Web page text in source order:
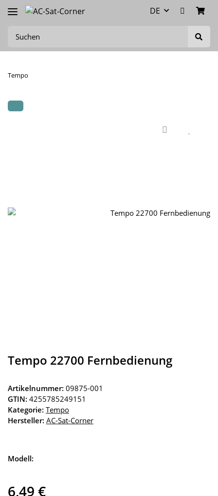
DE
Tempo
Tempo 22700 Fernbedienung
Artikelnummer: 09875-001
GTIN: 4255785249151
Kategorie: Tempo
Hersteller: AC-Sat-Corner
Modell:
6,49 €